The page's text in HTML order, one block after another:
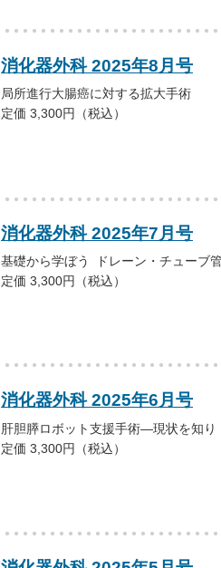
消化器外科 2025年8月号
局所進行大腸癌に対する拡大手術
定価 3,300円（税込）
消化器外科 2025年7月号
基礎から学ぼう ドレーン・チューブ
定価 3,300円（税込）
消化器外科 2025年6月号
肝胆膵ロボット支援手術―現状を知り
定価 3,300円（税込）